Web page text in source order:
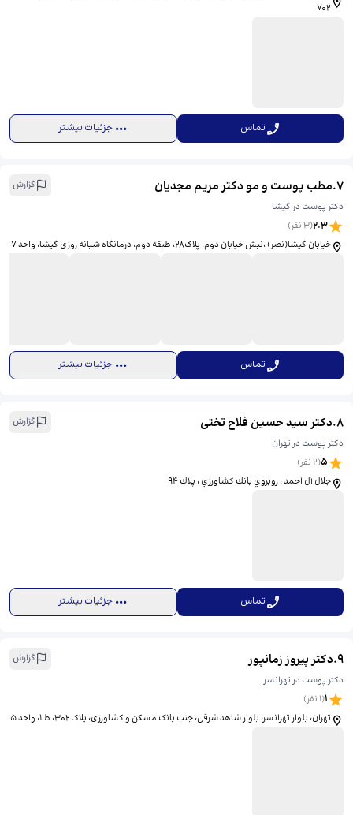
702
تماس جزئیات بیشتر
7
.مطب پوست و مو دکتر مریم مجدیان
گزارش
دکتر پوست در گیشا
2.3
(
3نفر)
خیابان گیشا(نصر) ،نبش خیابان دوم، پلاک28، طبقه دوم، درمانگاه شبانه روزی گیشا، واحد 7
تماس جزئیات بیشتر
8
.دکتر سید حسین فلاح تختی
گزارش
دکتر پوست در تهران
5
(
2نفر)
جلال آل احمد ، روبروي بانك كشاورزي ، پلاك ٩٤
تماس جزئیات بیشتر
9
.دکتر پیروز زمانپور
گزارش
دکتر پوست در تهرانسر
1
(
1 نفر)
تهران، بلوار تهرانسر، بلوار شاهد شرقی، جنب بانک مسکن و کشاورزی، پلاک ۳۰۲، ط ۱، واحد ۵